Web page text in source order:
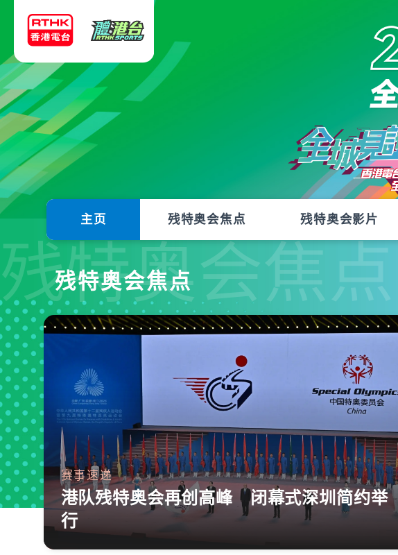
主页 残特奥会焦点 残特奥会影片
残特奥会焦点
残特奥会焦点
赛事速递
港队残特奥会再创高峰 闭幕式深圳简约举
行